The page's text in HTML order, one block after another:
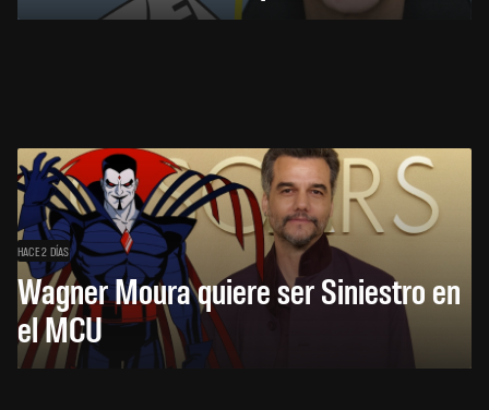
HACE 2 DÍAS
Wagner Moura quiere ser Siniestro en
el MCU